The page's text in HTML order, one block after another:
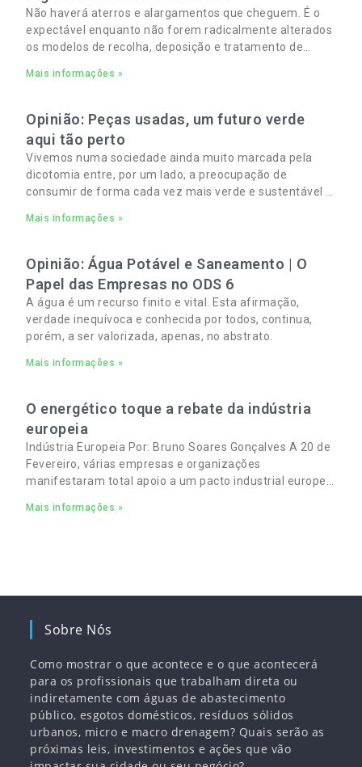
Não haverá aterros e alargamentos que cheguem. É o
expectável enquanto não forem radicalmente alterados
os modelos de recolha, deposição e tratamento de
Mais informações »
Opinião: Peças usadas, um futuro verde
aqui tão perto
Vivemos numa sociedade ainda muito marcada pela
dicotomia entre, por um lado, a preocupação de
consumir de forma cada vez mais verde e sustentável e,
e familiares cada vez mais apertados.
Mais informações »
Opinião: Água Potável e Saneamento | O
Papel das Empresas no ODS 6
A água é um recurso finito e vital. Esta afirmação,
verdade inequívoca e conhecida por todos, continua,
porém, a ser valorizada, apenas, no abstrato.
Mais informações »
O energético toque a rebate da indústria
europeia
Indústria Europeia Por: Bruno Soares Gonçalves A 20 de
Fevereiro, várias empresas e organizações
manifestaram total apoio a um pacto industrial europeu
empregos
Mais informações »
Sobre Nós
Como mostrar o que acontece e o que acontecerá
para os profissionais que trabalham direta ou
indiretamente com águas de abastecimento
público, esgotos domésticos, resíduos sólidos
urbanos, micro e macro drenagem? Quais serão as
próximas leis, investimentos e ações que vão